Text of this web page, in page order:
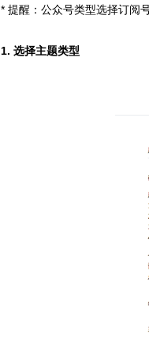
* 提醒：公众号类型选择订阅
1. 选择主题类型